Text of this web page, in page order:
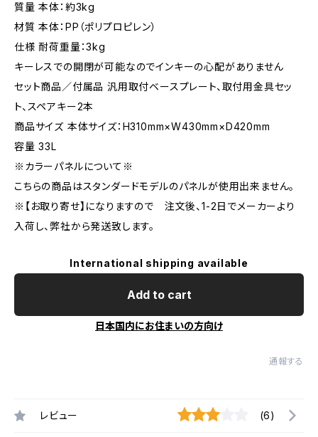
質量 本体：約3kg
材質 本体：PP（ポリプロピレン）
仕様 耐荷重量：3kg
キーレスでの開閉が可能なのでインキーの心配がありません
セット商品／付属品 汎用取付ベースプレート、取付用金具セッ
ト、スペアキー2本
商品サイズ 本体サイズ：H310mm×W430mm×D420mm
容量 33L
※カラーパネルについて※
こちらの商品はスタンダードモデルのパネルが使用出来ません。
※【お取り寄せ】になりますので 注文後、1-2日でメーカーより
入荷し、弊社から発送致します。
International shipping available
Add to cart
日本国内にお住まいの方向け
通報する
レビュー (6)